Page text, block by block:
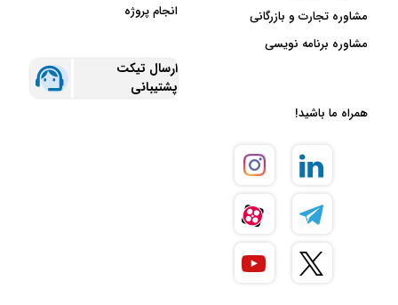
مشاوره تجارت و بازرگانی
مشاوره برنامه نویسی
انجام پروژه
ارسال تیکت
پشتیبانی
همراه ما باشید!